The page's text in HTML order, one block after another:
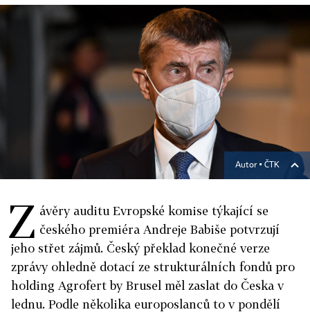
Autor ▪ ČTK
Z ávěry auditu Evropské komise týkající se
českého premiéra Andreje Babiše potvrzují
jeho střet zájmů. Český překlad konečné verze
zprávy ohledně dotací ze strukturálních fondů pro
holding Agrofert by Brusel měl zaslat do Česka v
lednu. Podle několika europoslanců to v pondělí